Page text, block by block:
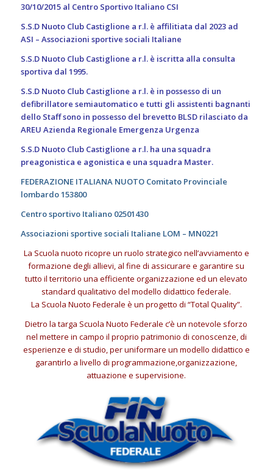
30/10/2015 al Centro Sportivo Italiano CSI
S.S.D Nuoto Club Castiglione a r.l. è affilitiata dal 2023 ad
ASI – Associazioni sportive sociali Italiane
S.S.D Nuoto Club Castiglione a r.l. è iscritta alla consulta
sportiva dal 1995.
S.S.D Nuoto Club Castiglione a r.l. è in possesso di un
defibrillatore semiautomatico e tutti gli assistenti bagnanti
dello Staff sono in possesso del brevetto BLSD rilasciato da
AREU Azienda Regionale Emergenza Urgenza
S.S.D Nuoto Club Castiglione a r.l. ha una squadra
preagonistica e agonistica e una squadra Master.
FEDERAZIONE ITALIANA NUOTO Comitato Provinciale
lombardo 153800
Centro sportivo Italiano 02501430
Associazioni sportive sociali Italiane LOM – MN0221
La Scuola nuoto ricopre un ruolo strategico nell’avviamento e
formazione degli allievi, al fine di assicurare e garantire su
tutto il territorio una efficiente organizzazione ed un elevato
standard qualitativo del modello didattico federale.
La Scuola Nuoto Federale è un progetto di “Total Quality”.
Dietro la targa Scuola Nuoto Federale c’è un notevole sforzo
nel mettere in campo il proprio patrimonio di conoscenze, di
esperienze e di studio, per uniformare un modello didattico e
garantirlo a livello di programmazione,organizzazione,
attuazione e supervisione.